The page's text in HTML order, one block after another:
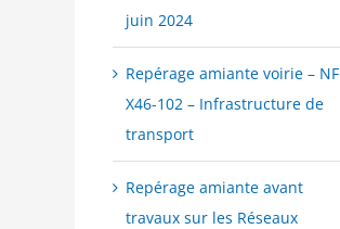
juin 2024
Repérage amiante voirie – NF
X46-102 – Infrastructure de
transport
Repérage amiante avant
travaux sur les Réseaux